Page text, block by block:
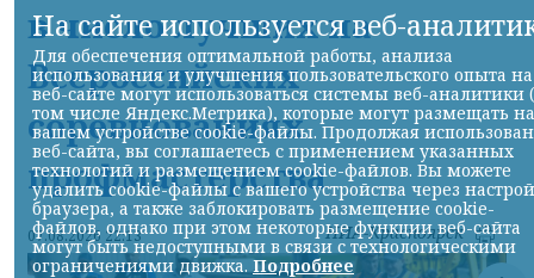
в число лучших на
Всероссийских
соревнованиях
профмастерства
07.08.2026 22:13 НИА-Красноярск
На сайте используется веб-
Для обеспечения оптимальной работы, анализа
использования и улучшения пользовательского опыта на
веб-сайте могут использоваться системы веб-аналитики
том числе Яндекс.Метрика), которые могут размещать на
вашем устройстве cookie-файлы. Продолжая
веб-сайта, вы соглашаетесь с применением указанных
технологий и размещением cookie-файлов. Вы можете
удалить cookie-файлы с вашего устройства через
браузера, а также заблокировать размещение cookie-
файлов, однако при этом некоторые функции веб-сайта
могут быть недоступными в связи с технологическими
ограничениями движка.Подробнее